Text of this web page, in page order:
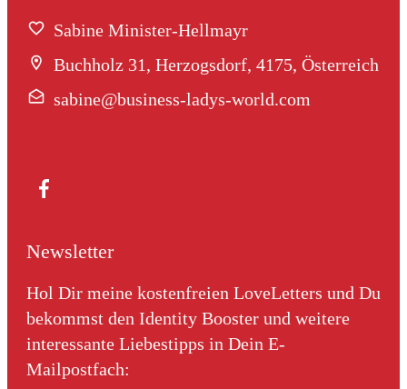
Sabine Minister-Hellmayr
Buchholz 31, Herzogsdorf, 4175, Österreich
sabine@business-ladys-world.com
Newsletter
Hol Dir meine kostenfreien LoveLetters und Du
bekommst den Identity Booster und weitere
interessante Liebestipps in Dein E-
Mailpostfach: